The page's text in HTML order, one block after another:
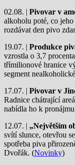
02.08. | Pivovar v
alkoholu poté, co
rozdávat den pivo
19.07. | Produkce
vzrostla o 3,7
třímilionové hranice
segment
17.07. | Pivovar v
Radnice chátrající
nabídla ho k
12.07. | „Největším
svítí slunce, otevřou
spotřeba piva
Dvořák. (Novinky)